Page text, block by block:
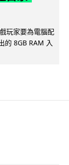
玩家要為電腦配
的 8GB RAM 入